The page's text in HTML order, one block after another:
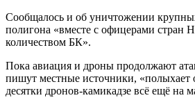
Сообщалось и об уничтожении
полигона «вместе с офицерами стран
количеством БК».
Пока авиация и дроны продолжают
пишут местные источники, «полыхает
десятки дронов-камикадзе всё ещё на